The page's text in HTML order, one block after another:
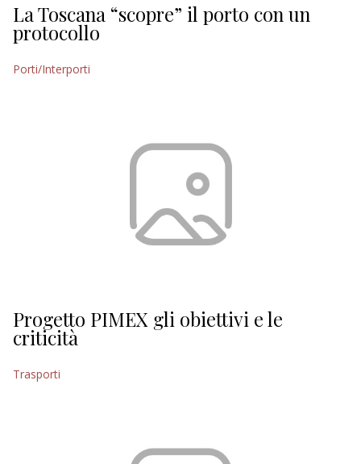
La Toscana “scopre” il porto con un
protocollo
Porti/Interporti
Progetto PIMEX gli obiettivi e le
criticità
Trasporti